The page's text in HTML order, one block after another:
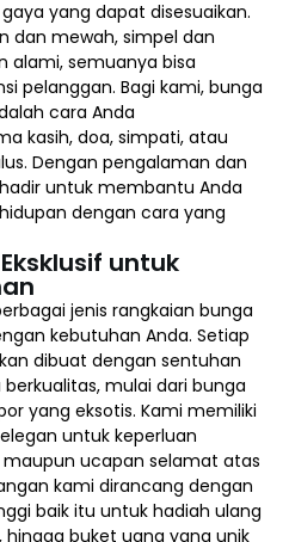
yang dapat disesuaikan.
dan mewah, simpel dan
alami, semuanya bisa
pelanggan. Bagi kami, bunga
cara Anda
kasih, doa, simpati, atau
Dengan pengalaman dan
untuk membantu Anda
dengan cara yang
untuk
jenis rangkaian bunga
kebutuhan Anda. Setiap
dibuat dengan sentuhan
mulai dari bunga
yang eksotis. Kami memiliki
untuk keperluan
maupun ucapan selamat atas
kami dirancang dengan
baik itu untuk hadiah ulang
hingga buket uang yang unik